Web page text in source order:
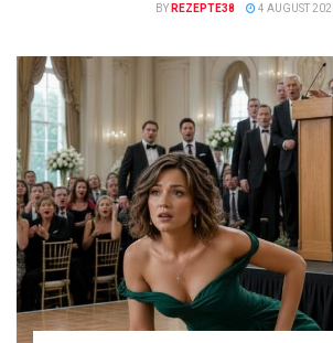
BY REZEPTE38 4 AUGUST